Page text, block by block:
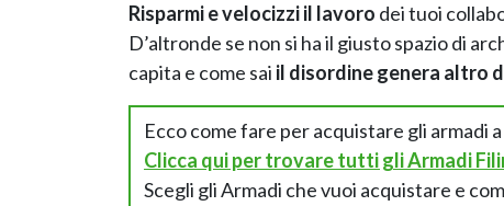
Risparmi e velocizzi il lavoro dei tuoi
D’altronde se non si ha il giusto spazio di
capita e come sai il disordine genera altro
Ecco come fare per acquistare gli armadi
Clicca qui per trovare tutti gli Armadi
Scegli gli Armadi che vuoi acquistare e